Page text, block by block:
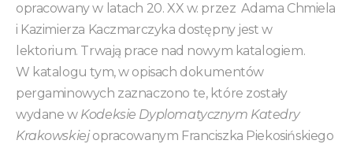
opracowanyw latach 20. XX w. przez Adama Chmiela
i Kazimierza Kaczmarczyka dostępny jest w
lektorium. Trwają prace nad nowym katalogiem.
W katalogu tym, wopisach dokumentów
pergaminowych zaznaczono te, które zostały
wydane w Kodeksie Dyplomatycznym Katedry
Krakowskiejopracowanym Franciszka Piekosińskiego